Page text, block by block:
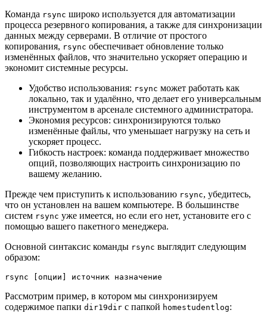
Команда rsync широко используется для автоматизации
процесса резервного копирования, а также для синхронизации
данных между серверами. В отличие от простого
копирования, rsync обеспечивает обновление только
изменённых файлов, что значительно ускоряет операцию и
экономит системные ресурсы.
Удобство использования: rsync может работать как
локально, так и удалённо, что делает его универсальным
инструментом в арсенале системного администратора.
Экономия ресурсов: синхронизируются только
изменённые файлы, что уменьшает нагрузку на сеть и
ускоряет процесс.
Гибкость настроек: команда поддерживает множество
опций, позволяющих настроить синхронизацию по
вашему желанию.
Прежде чем приступить к использованию rsync, убедитесь,
что он установлен на вашем компьютере. В большинстве
систем rsync уже имеется, но если его нет, установите его с
помощью вашего пакетного менеджера.
Основной синтаксис команды rsync выглядит следующим
образом:
rsync [опции] источник назначение
Рассмотрим пример, в котором мы синхронизируем
содержимое папки dir19dir с папкой homestudentlog: